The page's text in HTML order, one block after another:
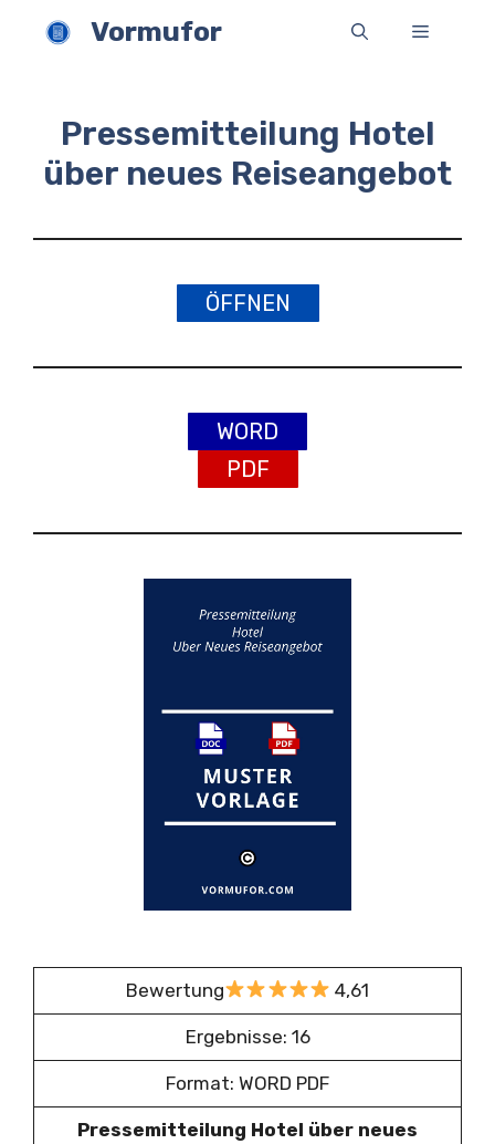
Inhalt
Vormufor Menü
Pressemitteilung Hotel
über neues Reiseangebot
ÖFFNEN
WORD
PDF
Bewertung 4,61
Ergebnisse: 16
Format: WORD PDF
Pressemitteilung Hotel über neues